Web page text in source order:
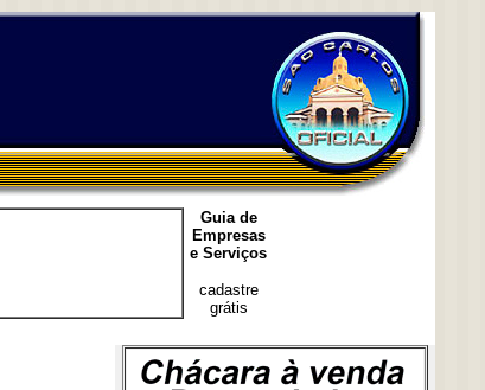
Guia de
Empresas
e Serviços
cadastre
grátis